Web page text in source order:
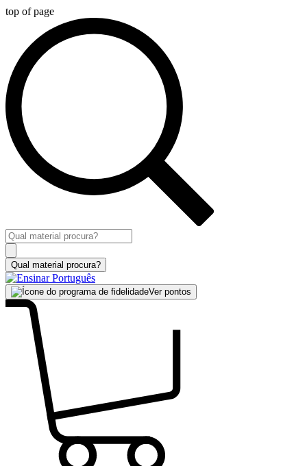
top of page
Ver pontos